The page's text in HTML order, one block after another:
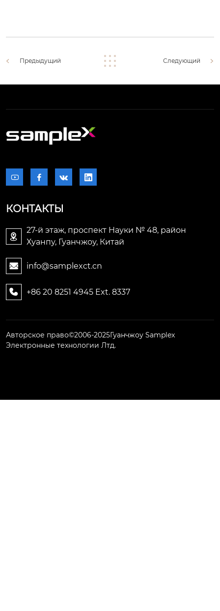
Предыдущий Следующий
   
КОНТАКТЫ

27-й этаж, проспект Науки № 48, район
Хуанпу, Гуанчжоу, Китай
 info@samplexct.cn
 +86 20 8251 4945 Ext. 8337
Авторское право©2006-2025Гуанчжоу Samplex
Электронные технологии Лтд.